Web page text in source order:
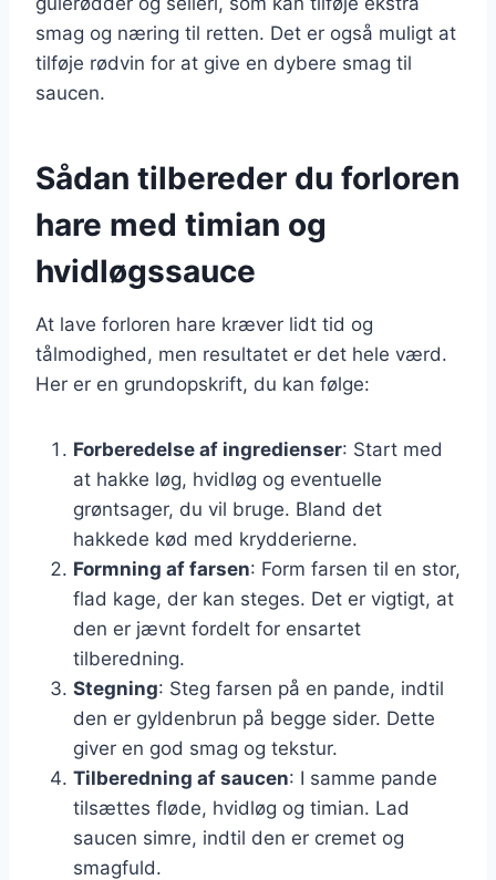
smag og næring til retten. Det er også muligt at
tilføje rødvin for at give en dybere smag til
saucen.
Sådan tilbereder du forloren
hare med timian og
hvidløgssauce
At lave forloren hare kræver lidt tid og
tålmodighed, men resultatet er det hele værd.
Her er en grundopskrift, du kan følge:
Forberedelse af ingredienser: Start med
at hakke løg, hvidløg og eventuelle
grøntsager, du vil bruge. Bland det
hakkede kød med krydderierne.
Formning af farsen: Form farsen til en stor,
flad kage, der kan steges. Det er vigtigt, at
den er jævnt fordelt for ensartet
tilberedning.
Stegning: Steg farsen på en pande, indtil
den er gyldenbrun på begge sider. Dette
giver en god smag og tekstur.
Tilberedning af saucen: I samme pande
tilsættes fløde, hvidløg og timian. Lad
saucen simre, indtil den er cremet og
smagfuld.